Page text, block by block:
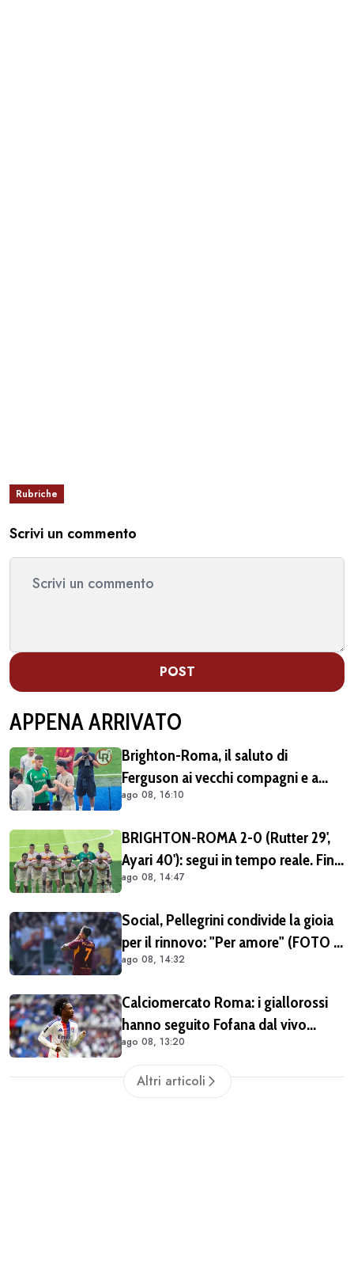
Rubriche
Scrivi un commento
POST
APPENA ARRIVATO
Brighton-Roma, il saluto di
Ferguson ai vecchi compagni e a
Gasperini (FOTO e VIDEO)
ago 08, 16:10
BRIGHTON-ROMA 2-0 (Rutter 29',
Ayari 40'): segui in tempo reale. Fine
primo tempo (FOTO e VIDEO)
ago 08, 14:47
Social, Pellegrini condivide la gioia
per il rinnovo: "Per amore" (FOTO e
VIDEO)
ago 08, 14:32
Calciomercato Roma: i giallorossi
hanno seguito Fofana dal vivo
almeno in due occasioni. Costa
40/45 milioni
ago 08, 13:20
Altri articoli